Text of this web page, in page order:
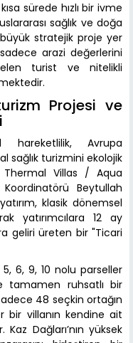
sürede hızlı bir ivme
sağlık ve doğa
stratejik proje yer
arazi değerlerini
turist ve nitelikli
Projesi ve
Avrupa
sağlık turizmini ekolojik
Villas / Aqua
Beytullah
klasik dönemsel
yatırımcılara 12 ay
geliri üreten bir "Ticari
6, 9, 10 nolu parseller
tamamen ruhsatlı bir
48 seçkin ortağın
bir villanın kendine ait
Dağları’nın yüksek